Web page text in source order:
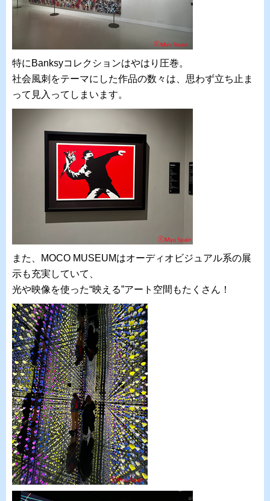
特にBanksyコレクションはやはり圧巻。
社会風刺をテーマにした作品の数々は、思わず立ち止ま
って見入ってしまいます。
また、MOCO MUSEUMはオーディオビジュアル系の展
示も充実していて、
光や映像を使った“映える”アート空間もたくさん！